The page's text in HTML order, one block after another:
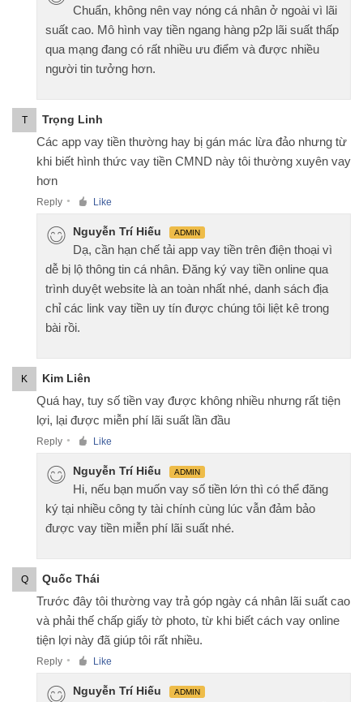
Chuẩn, không nên vay nóng cá nhân ở ngoài vì lãi
suất cao. Mô hình vay tiền ngang hàng p2p lãi suất thấp
qua mạng đang có rất nhiều ưu điểm và được nhiều
người tin tưởng hơn.
T Trọng Linh
Các app vay tiền thường hay bị gán mác lừa đảo nhưng từ
khi biết hình thức vay tiền CMND này tôi thường xuyên vay
hơn
Reply ● Like
Nguyễn Trí Hiếu ADMIN
Dạ, cần hạn chế tải app vay tiền trên điện thoại vì
dễ bị lộ thông tin cá nhân. Đăng ký vay tiền online qua
trình duyệt website là an toàn nhất nhé, danh sách địa
chỉ các link vay tiền uy tín được chúng tôi liệt kê trong
bài rồi.
K Kim Liên
Quá hay, tuy số tiền vay được không nhiều nhưng rất tiện
lợi, lại được miễn phí lãi suất lần đầu
Reply ● Like
Nguyễn Trí Hiếu ADMIN
Hi, nếu bạn muốn vay số tiền lớn thì có thể đăng
ký tại nhiều công ty tài chính cùng lúc vẫn đảm bảo
được vay tiền miễn phí lãi suất nhé.
Q Quốc Thái
Trước đây tôi thường vay trả góp ngày cá nhân lãi suất cao
và phải thế chấp giấy tờ photo, từ khi biết cách vay online
tiện lợi này đã giúp tôi rất nhiều.
Reply ● Like
Nguyễn Trí Hiếu ADMIN